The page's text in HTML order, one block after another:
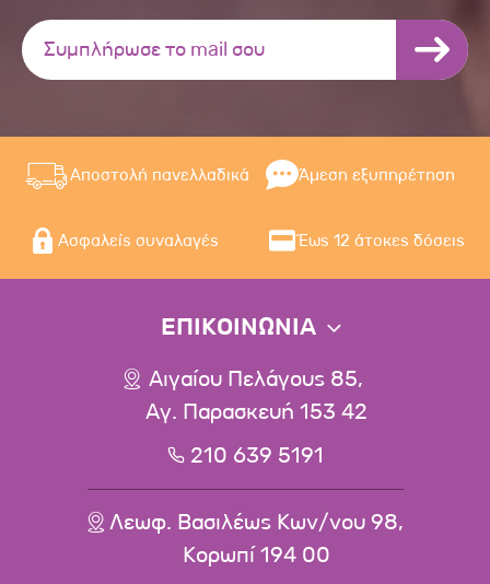
Αποστολή πανελλαδικά Άμεση εξυπηρέτηση
Ασφαλείς συναλαγές Έως 12 άτοκες δόσεις
ΕΠΙΚΟΙΝΩΝΙΑ
Αιγαίου Πελάγους 85,
Αγ. Παρασκευή 153 42
210 639 5191
Λεωφ. Βασιλέως Κων/νου 98,
Κορωπί 194 00